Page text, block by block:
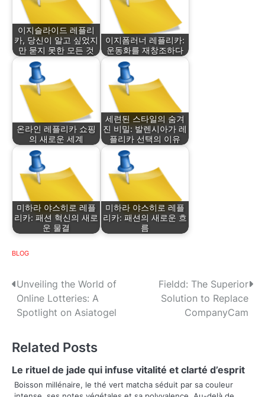
이지슬라이드 레플리
카, 당신이 알고 싶었지
만 묻지 못한 모든 것
이지폼러너 레플리카:
운동화를 재창조하다
온라인 레플리카 쇼핑
의 새로운 세계
세련된 스타일의 숨겨
진 비밀: 발렌시아가 레
플리카 선택의 이유
미하라 야스히로 레플
리카: 패션 혁신의 새로
운 물결
미하라 야스히로 레플
리카: 패션의 새로운 흐
름
BLOG
P
o
t
n
a
Unveiling the World of
Online Lotteries: A
Spotlight on Asiatogel
Fieldd: The Superior
Solution to Replace
CompanyCam
Related Posts
Le rituel de jade qui infuse vitalité et clarté d’esprit
Boisson millénaire, le thé vert matcha séduit par sa couleur